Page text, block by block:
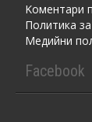
Kоментaри
Политика
Медийни
Facebook